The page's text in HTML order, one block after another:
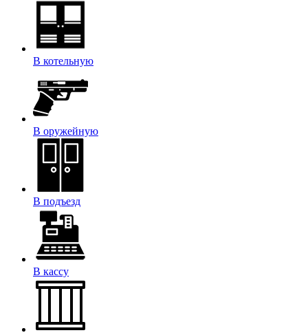
В котельную
В оружейную
В подъезд
В кассу